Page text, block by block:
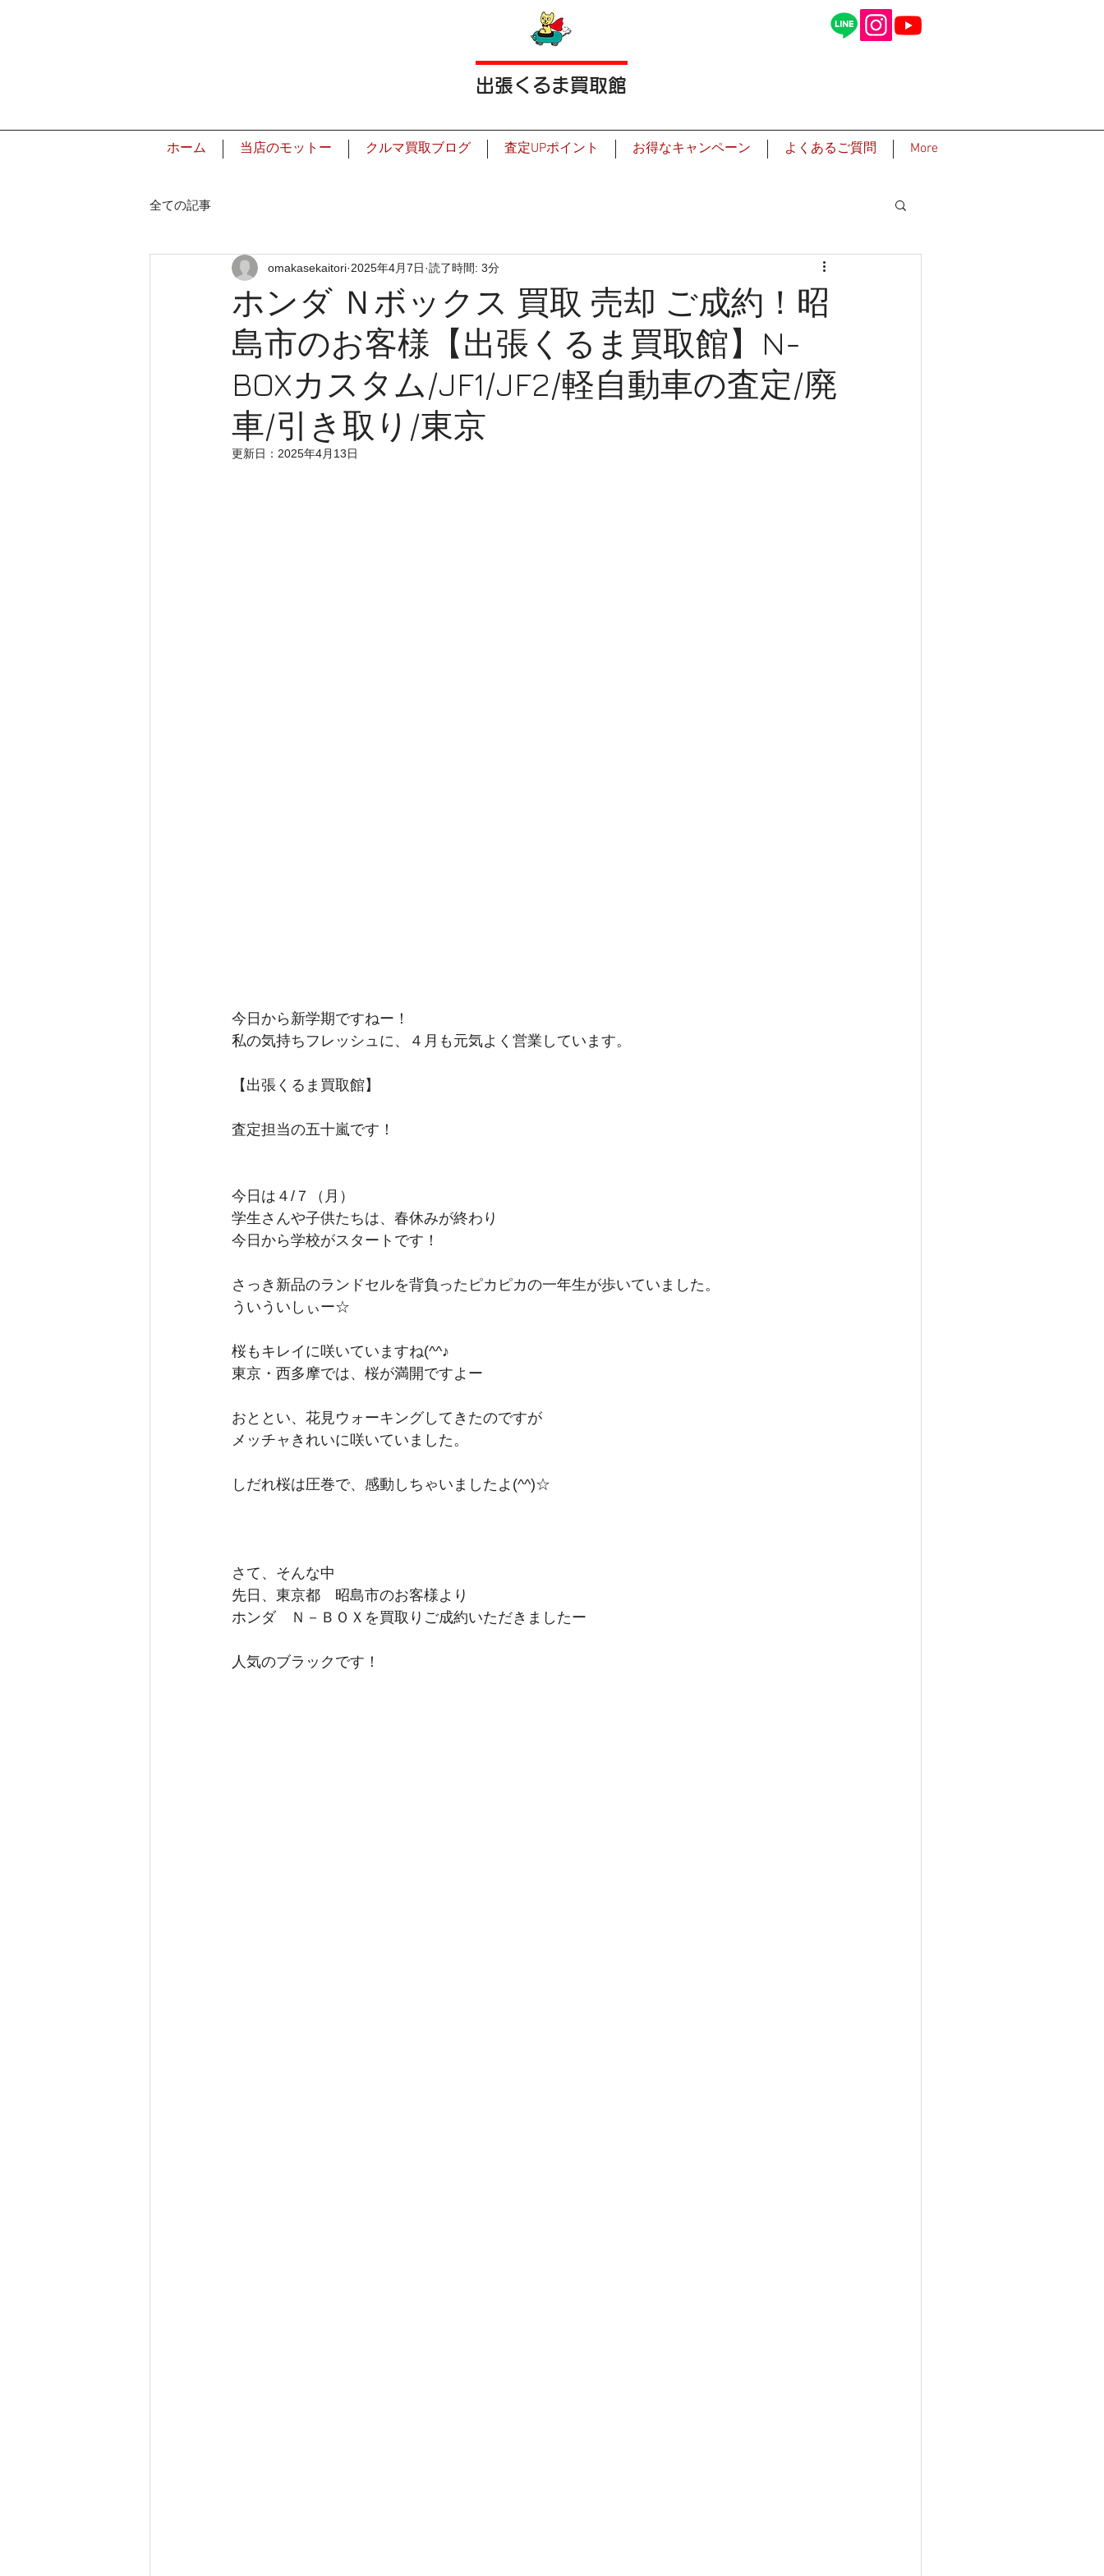
出張くるま買取館
ホーム 当店のモットー クルマ買取ブログ 査定UPポイント お得なキャンペーン よくあるご質問 More
全ての記事
ホンダ Ｎボックス 買取 売却 ご成約！昭
島市のお客様【出張くるま買取館】N-
BOXカスタム/JF1/JF2/軽自動車の査定/廃
車/引き取り/東京
omakasekaitori 2025年4月7日 読了時間: 3分
更新日： 2025年4月13日
今日から新学期ですねー！
私の気持ちフレッシュに、４月も元気よく営業しています。
【出張くるま買取館】
査定担当の五十嵐です！
今日は４/７（月）
学生さんや子供たちは、春休みが終わり
今日から学校がスタートです！
さっき新品のランドセルを背負ったピカピカの一年生が歩いていました。
ういういしぃー☆
桜もキレイに咲いていますね(^^♪
東京・西多摩では、桜が満開ですよー
おととい、花見ウォーキングしてきたのですが
メッチャきれいに咲いていました。
しだれ桜は圧巻で、感動しちゃいましたよ(^^)☆
さて、そんな中
先日、東京都　昭島市のお客様より
ホンダ　Ｎ－ＢＯＸを買取りご成約いただきましたー
人気のブラックです！